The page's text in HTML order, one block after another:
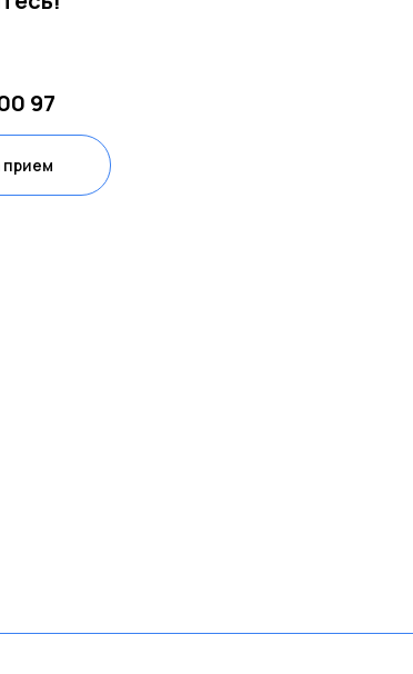
прием
97